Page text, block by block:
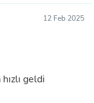
12 Feb 2025
geldi